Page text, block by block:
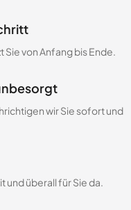
von Anfang bis Ende.
wir Sie sofort und
und überall für Sie da.